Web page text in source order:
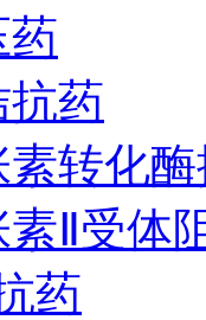
药
药
素转化
素Ⅱ受体
药